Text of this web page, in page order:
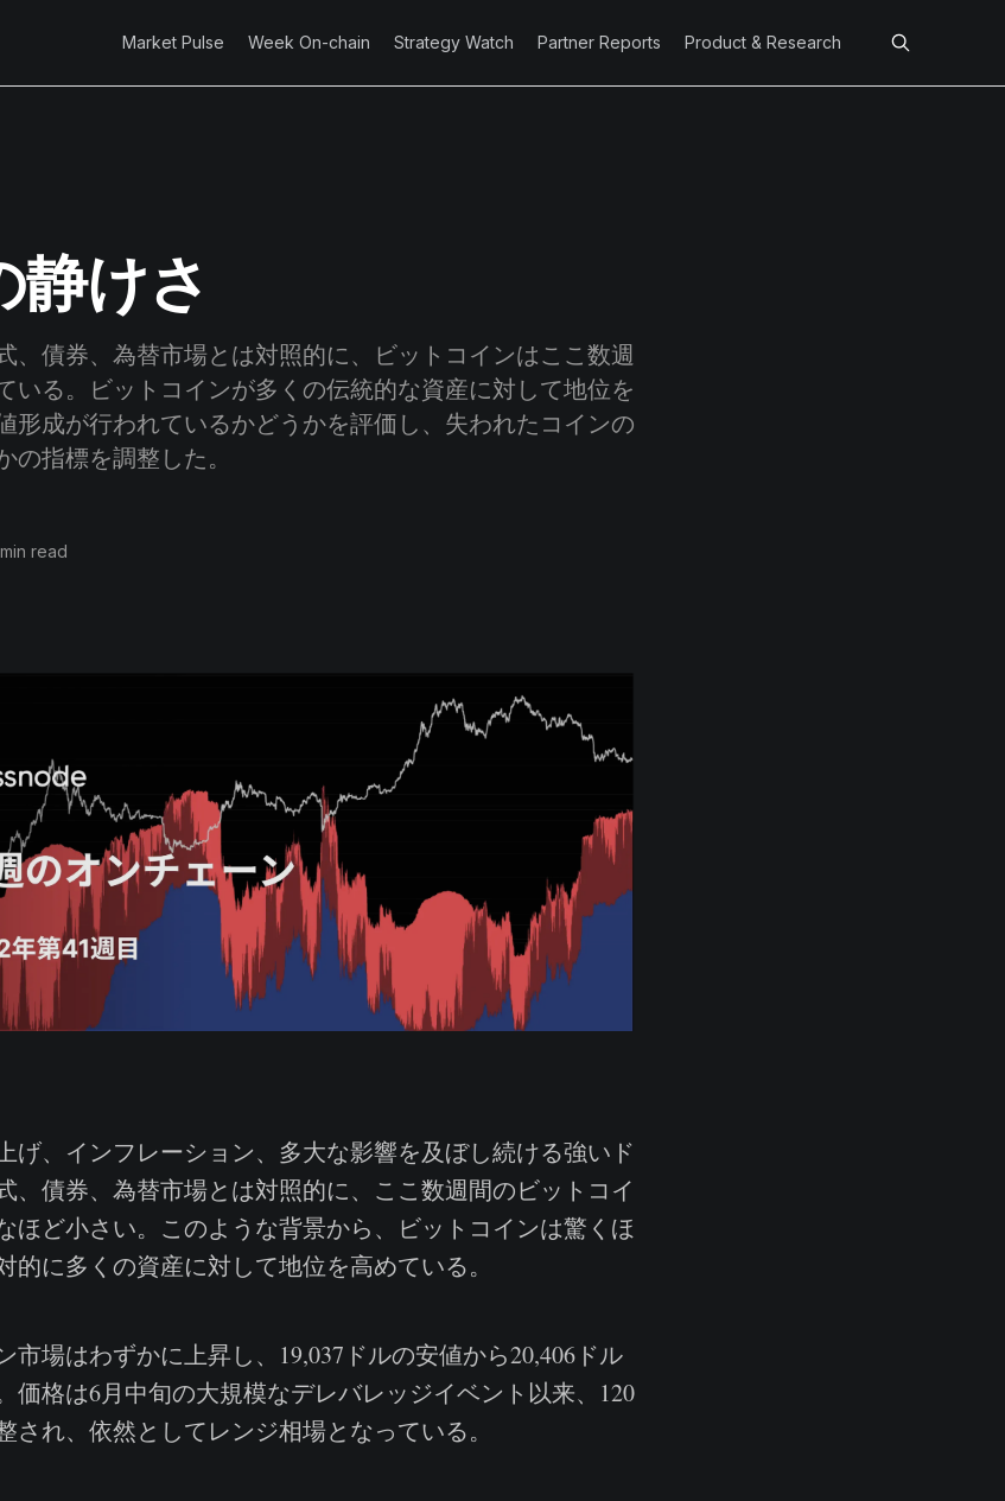
Market Pulse Week On-chain Strategy Watch Partner Reports Product & Research
静けさ
債券、為替市場とは対照的に、ビットコインはここ数週
いる。ビットコインが多くの伝統的な資産に対して地位を
形成が行われているかどうかを評価し、失われたコインの
の指標を調整した。
read
げ、インフレーション、多大な影響を及ぼし続ける強いド
、債券、為替市場とは対照的に、ここ数週間のビットコイ
ほど小さい。このような背景から、ビットコインは驚くほ
的に多くの資産に対して地位を高めている。
場はわずかに上昇し、19,037ドルの安値から20,406ドル
価格は6月中旬の大規模なデレバレッジイベント以来、120
され、依然としてレンジ相場となっている。